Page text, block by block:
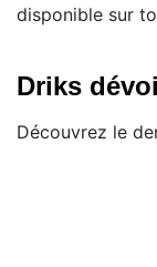
disponible sur
Driks
Découvrez le